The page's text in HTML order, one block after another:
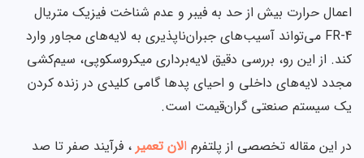
اعمال حرارت بیش از حد به فیبر و عدم شناخت فیزیک متریال
FR-4 می‌تواند آسیب‌های جبران‌ناپذیری به لایه‌های مجاور وارد
کند. از این رو، بررسی دقیق لایه‌برداری میکروسکوپی، سیم‌کشی
مجدد لایه‌های داخلی و احیای پدها گامی کلیدی در زنده کردن
یک سیستم صنعتی گران‌قیمت است.
در این مقاله تخصصی از پلتفرم الان تعمیر ، فرآیند صفر تا صد